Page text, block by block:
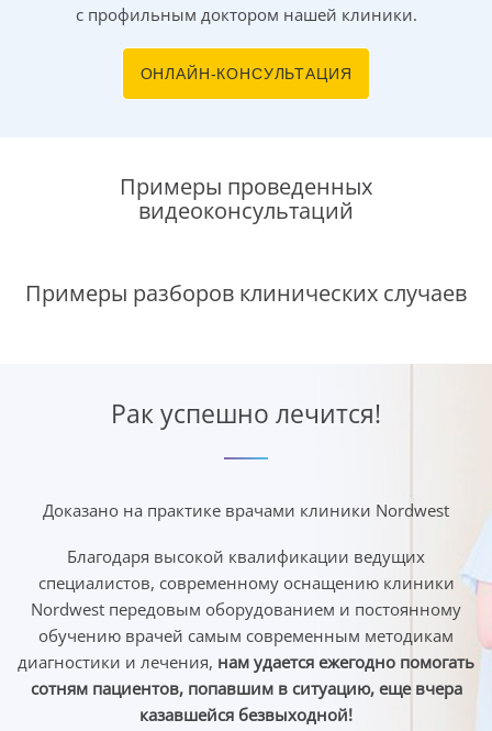
с профильным доктором нашей клиники.
ОНЛАЙН-КОНСУЛЬТАЦИЯ
Примеры проведенных
видеоконсультаций
Примеры разборов клинических случаев
Рак успешно лечится!
Доказано на практике врачами клиники Nordwest
Благодаря высокой квалификации ведущих
специалистов, современному оснащению клиники
Nordwest передовым оборудованием и постоянному
обучению врачей самым современным методикам
диагностики и лечения, нам удается ежегодно помогать
сотням пациентов, попавшим в ситуацию, еще вчера
казавшейся безвыходной!